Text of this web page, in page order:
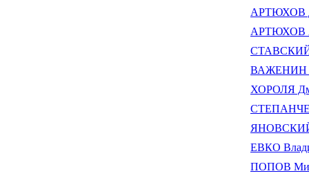
АРТЮХОВ
АРТЮХОВ
СТАВСКИЙ
ВАЖЕНИН
ХОРОЛЯ
ЯНОВСКИЙ
ЕВКО
ПОПОВ